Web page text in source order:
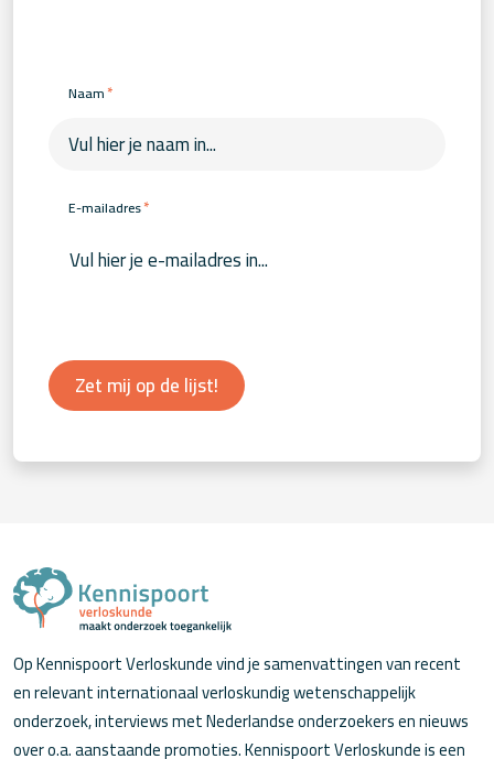
Naam*
E-mailadres*
Zet mij op de lijst!
Op Kennispoort Verloskunde vind je samenvattingen van recent
en relevant internationaal verloskundig wetenschappelijk
onderzoek, interviews met Nederlandse onderzoekers en nieuws
over o.a. aanstaande promoties. Kennispoort Verloskunde is een